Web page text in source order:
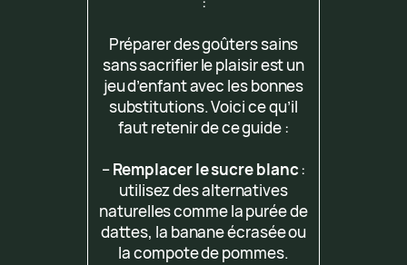
Préparer des goûters sains
sans sacrifier le plaisir est un
jeu d’enfant avec les bonnes
substitutions. Voici ce qu’il
faut retenir de ce guide :
–Remplacer le sucre blanc:
utilisez des alternatives
naturelles comme la purée de
dattes, la banane écrasée ou
la compote de pommes.